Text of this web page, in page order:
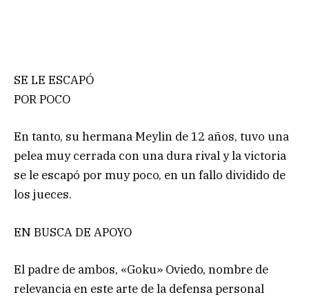
SE LE ESCAPÓ
POR POCO
En tanto, su hermana Meylin de 12 años, tuvo una
pelea muy cerrada con una dura rival y la victoria
se le escapó por muy poco, en un fallo dividido de
los jueces.
EN BUSCA DE APOYO
El padre de ambos, «Goku» Oviedo, nombre de
relevancia en este arte de la defensa personal